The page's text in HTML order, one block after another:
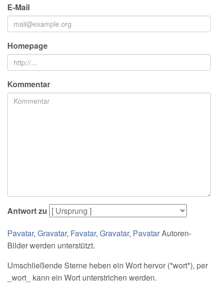
E-Mail
Homepage
Kommentar
Antwort zu
Pavatar, Gravatar, Favatar, Gravatar, PavatarAutoren-
Bilder werden unterstützt.
Umschließende Sterne heben ein Wort hervor (*wort*), per
_wort_ kann ein Wort unterstrichen werden.